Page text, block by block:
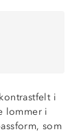
i
lommer i
som